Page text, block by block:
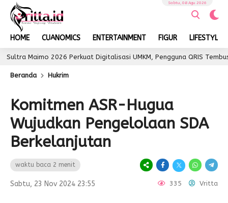
HOME CUANOMICS ENTERTAINMENT FIGUR LIFESTYLE
Sabtu, 08 Agu 2026
2026 Perkuat Digitalisasi UMKM, Pengguna QRIS Tembus 350
Beranda Hukrim
Komitmen ASR-Hugua
Wujudkan Pengelolaan SDA
Berkelanjutan
waktu baca 2 menit
Sabtu, 23 Nov 2024 23:55 335 Vritta